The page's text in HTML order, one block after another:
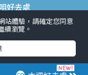
好去處
旺角好去處 社會
社群熱話
#限時搶
站體驗，請確定您同意
續瀏覽。